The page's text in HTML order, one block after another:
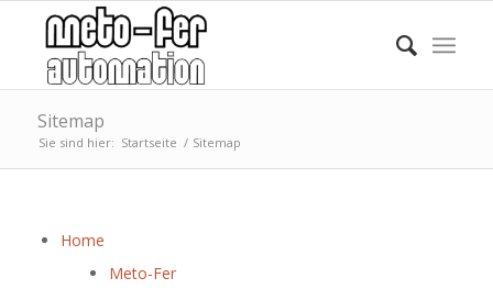
Sitemap
Sie sind hier: Startseite / Sitemap
Home
Meto-Fer